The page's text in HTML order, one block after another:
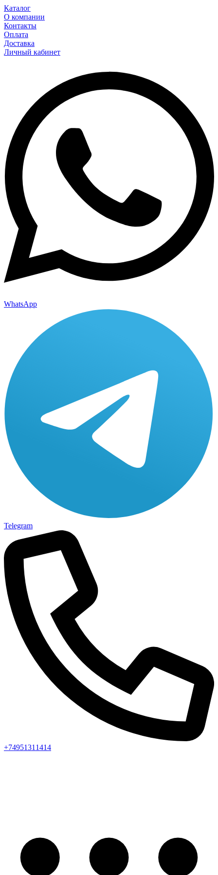
Каталог
О компании
Контакты
Оплата
Доставка
Личный кабинет
WhatsApp
Telegram
+74951311414